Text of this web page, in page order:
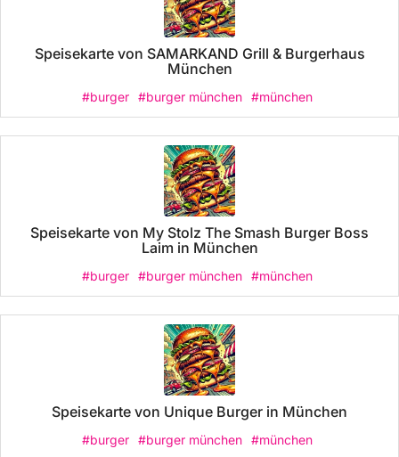
Speisekarte von SAMARKAND Grill & Burgerhaus
München
#burger #burger münchen #münchen
Speisekarte von My Stolz The Smash Burger Boss
Laim in München
#burger #burger münchen #münchen
Speisekarte von Unique Burger in München
#burger #burger münchen #münchen